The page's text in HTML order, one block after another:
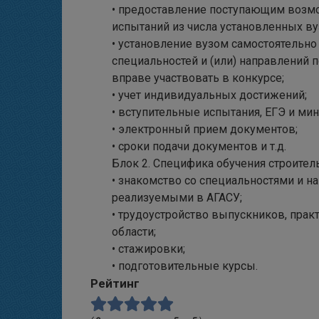
• предоставление поступающим
испытаний из числа установленных
• установление вузом
специальностей и (или)
вправе участвовать в конкурсе;
• учет индивидуальных достижений;
• вступительные испытания, ЕГЭ и
• электронный прием документов;
• сроки подачи документов и т.д.
Блок 2. Специфика обучения
• знакомство со специальностями и
реализуемыми в АГАСУ;
• трудоустройство выпускников,
области;
• стажировки;
• подготовительные курсы.
Рейтинг